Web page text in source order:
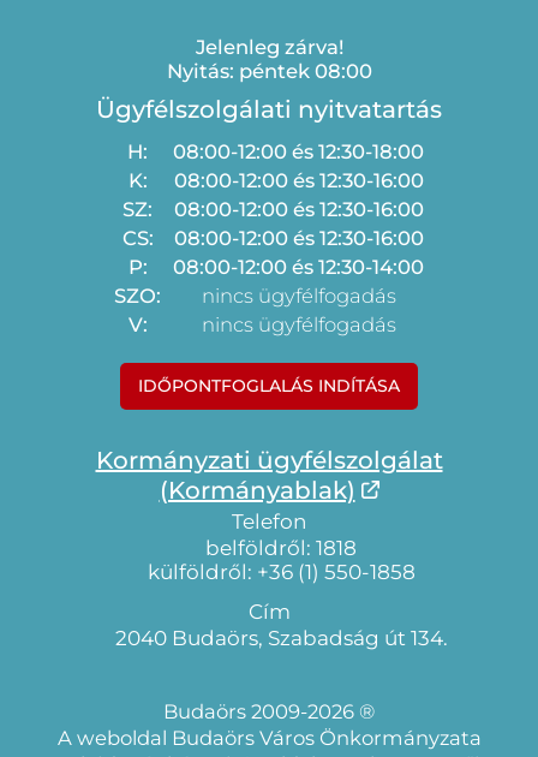
Jelenleg zárva!
Nyitás: péntek 08:00
Ügyfélszolgálati nyitvatartás
H:
08:00-12:00 és 12:30-18:00
K:
08:00-12:00 és 12:30-16:00
SZ:
08:00-12:00 és 12:30-16:00
CS:
08:00-12:00 és 12:30-16:00
P:
08:00-12:00 és 12:30-14:00
SZO:
nincs ügyfélfogadás
V:
nincs ügyfélfogadás
IDŐPONTFOGLALÁS INDÍTÁSA
Kormányzati ügyfélszolgálat
(Kormányablak)
Telefon
belföldről: 1818
külföldről: +36 (1) 550-1858
Cím
2040 Budaörs, Szabadság út 134.
Budaörs 2009-2026 ®
A weboldal Budaörs Város Önkormányzata